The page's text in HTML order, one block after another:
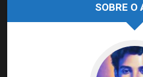
SOBRE O